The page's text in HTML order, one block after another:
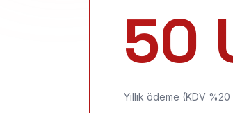
50
Yıllık ödeme (KDV